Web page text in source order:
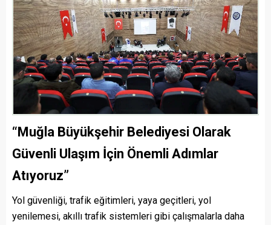
“Muğla Büyükşehir Belediyesi Olarak
Güvenli Ulaşım İçin Önemli Adımlar
Atıyoruz”
Yol güvenliği, trafik eğitimleri, yaya geçitleri, yol
yenilemesi, akıllı trafik sistemleri gibi çalışmalarla daha